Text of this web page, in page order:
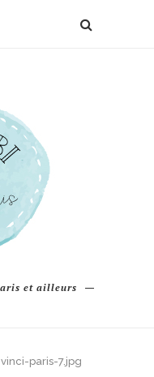
et ailleurs
paris-7.jpg